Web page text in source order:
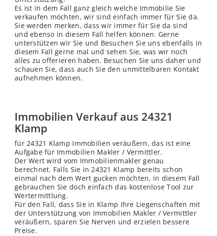
Es ist in dem Fall ganz gleich welche Immobilie Sie
verkaufen möchten, wir sind einfach immer für Sie da.
Sie werden merken, dass wir immer für Sie da sind
und ebenso in diesem Fall helfen können. Gerne
unterstützen wir Sie und Besuchen Sie uns ebenfalls in
diesem Fall gerne mal und sehen Sie, was wir noch
alles zu offerieren haben. Besuchen Sie uns daher und
schauen Sie, dass auch Sie den unmittelbaren Kontakt
aufnehmen können.
Immobilien Verkauf aus 24321
Klamp
für 24321 Klamp Immobilien veräußern, das ist eine
Aufgabe für Immobilien Makler / Vermittler.
Der Wert wird vom Immobilienmakler genau
berechnet. Falls Sie in 24321 Klamp bereits schon
einmal nach dem Wert gucken möchten, in diesem Fall
gebrauchen Sie doch einfach das kostenlose Tool zur
Wertermittlung.
Für den Fall, dass Sie in Klamp Ihre Liegenschaften mit
der Unterstützung von Immobilien Makler / Vermittler
veräußern, sparen Sie Nerven und erzielen bessere
Preise.